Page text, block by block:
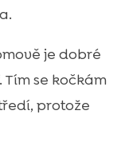
je dobré
Tím se kočkám
protože